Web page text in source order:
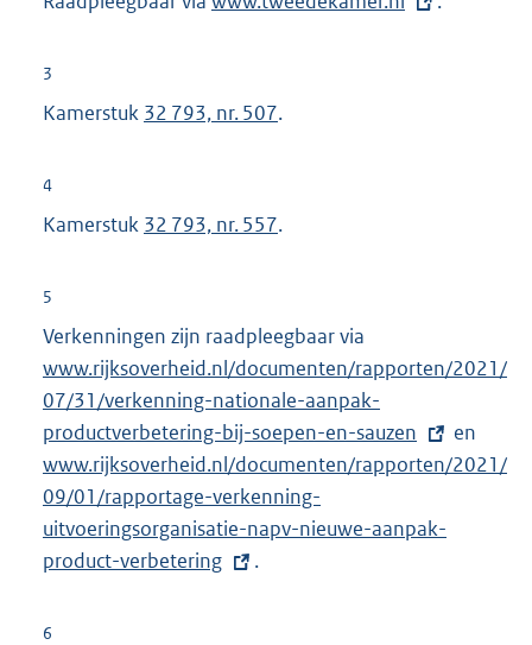
r
3
Kamerstuk 32 793, nr. 507.
4
Kamerstuk 32 793, nr. 557.
5
Verkenningen zijn raadpleegbaar via
x
t
e
r
e
www.rijksoverheid.nl/documenten/rapporten/2021/
07/31/verkenning-nationale-aanpak-
productverbetering-bij-soepen-en-sauzen
en
x
www.rijksoverheid.nl/documenten/rapporten/2021/
09/01/rapportage-verkenning-
uitvoeringsorganisatie-napv-nieuwe-aanpak-
product-verbetering
.
6